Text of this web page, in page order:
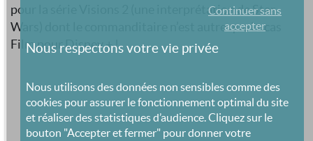
pour la série Visions 2 (une interprétation de Star
Wars) dont le commanditaire n’est autre que Lucas
Film pour Disney + !
Continuer sans
accepter
Nous respectons votre vie privée
Nous utilisons des données non sensibles comme des
cookies pour assurer le fonctionnement optimal du site
et réaliser des statistiques d’audience. Cliquez sur le
bouton "Accepter et fermer" pour donner votre